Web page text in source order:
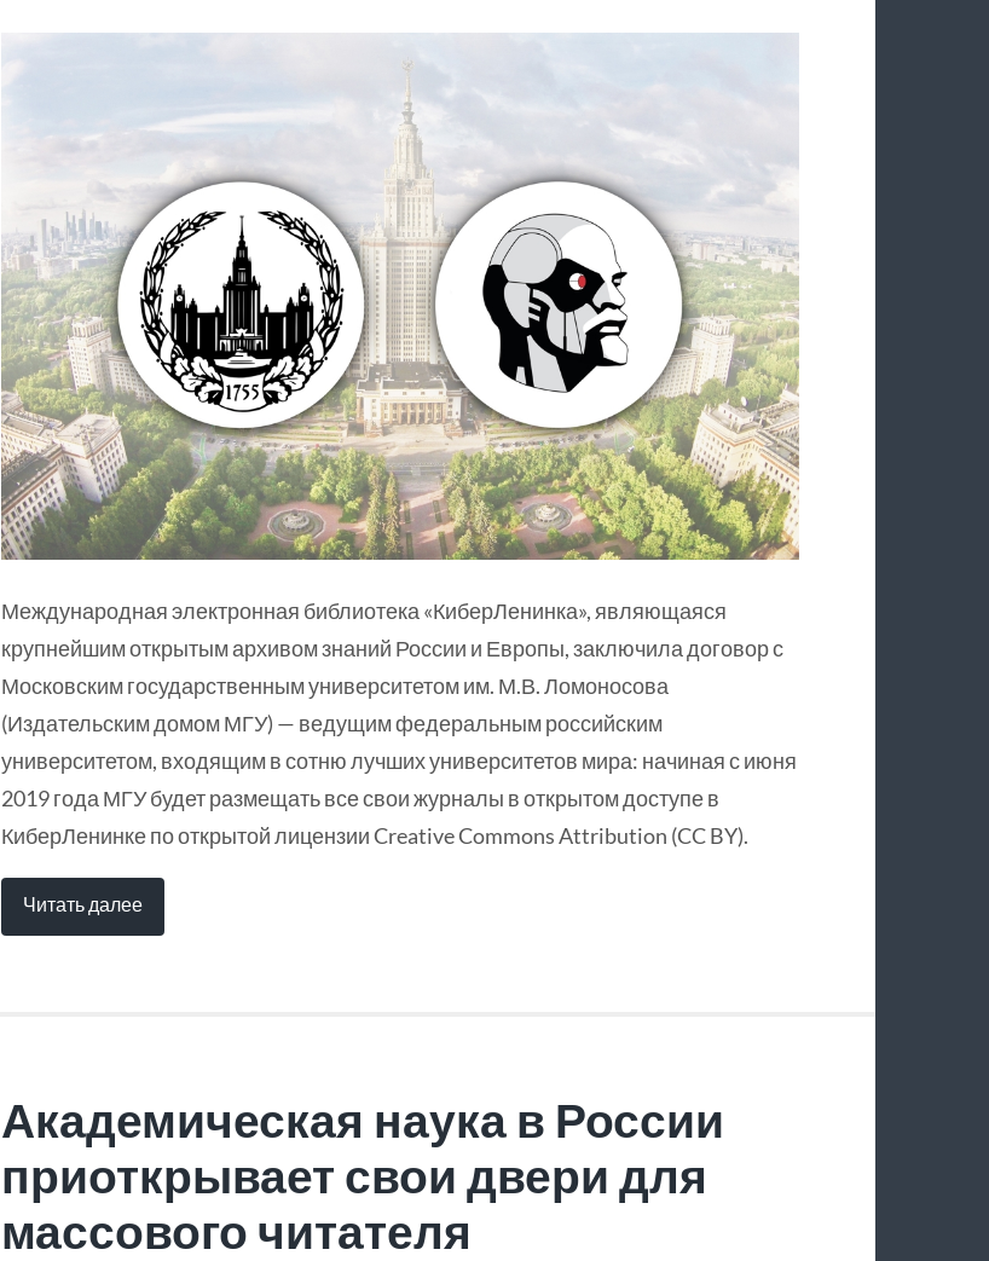
Международная электронная библиотека «КиберЛенинка», являющаяся
крупнейшим открытым архивом знаний России и Европы, заключила договор с
Московским государственным университетом им. М.В. Ломоносова
(Издательским домом МГУ) — ведущим федеральным российским
университетом, входящим в сотню лучших университетов мира: начиная с июня
2019 года МГУ будет размещать все свои журналы в открытом доступе в
КиберЛенинке по открытой лицензии Creative Commons Attribution (CC BY).
Читать далее
Академическая наука в России
приоткрывает свои двери для
массового читателя